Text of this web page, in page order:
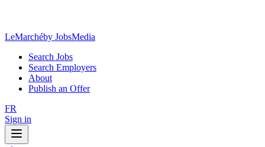
LeMarchéby JobsMedia
Search Jobs
Search Employers
About
Publish an Offer
FR
Sign in